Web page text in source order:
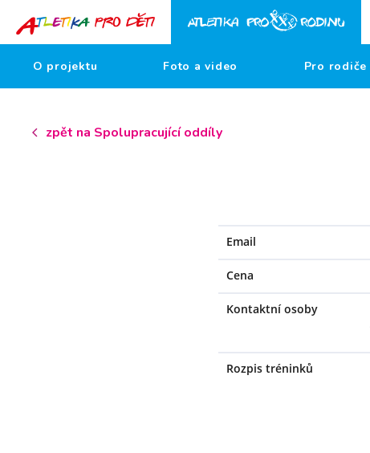
O projektu Foto a video Pro rodiče
zpět na Spolupracující oddíly
Email
Cena
Kontaktní osoby
Rozpis tréninků